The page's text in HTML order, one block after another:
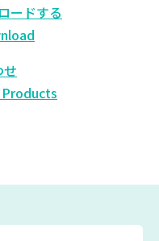
ードする
せ